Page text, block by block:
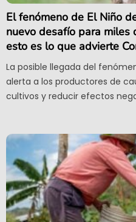
El fenómeno de El Niño
nuevo desafío para miles
esto es lo que advierte
La posible llegada del
alerta a los productores de
cultivos y reducir efectos